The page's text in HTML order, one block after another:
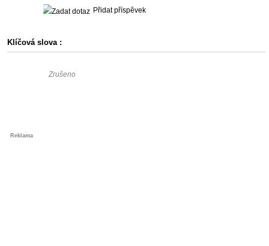
Přidat příspěvek
Klíčová slova :
Zrušeno
Reklama